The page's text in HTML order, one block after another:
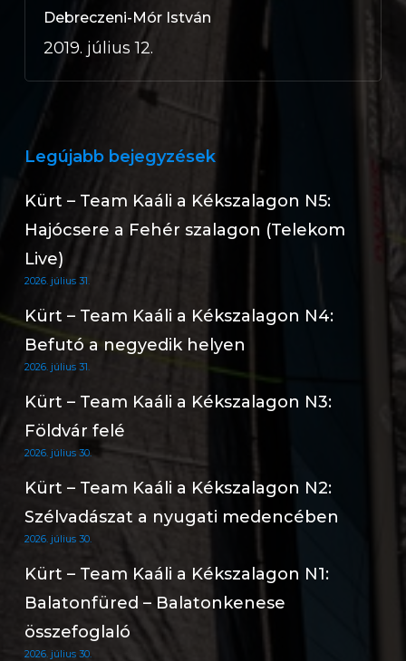
Debreczeni-Mór István
2019. július 12.
Legújabb bejegyzések
Kürt – Team Kaáli a Kékszalagon N5:
Hajócsere a Fehér szalagon (Telekom
Live)
2026. július 31.
Kürt – Team Kaáli a Kékszalagon N4:
Befutó a negyedik helyen
2026. július 31.
Kürt – Team Kaáli a Kékszalagon N3:
Földvár felé
2026. július 30.
Kürt – Team Kaáli a Kékszalagon N2:
Szélvadászat a nyugati medencében
2026. július 30.
Kürt – Team Kaáli a Kékszalagon N1:
Balatonfüred – Balatonkenese
összefoglaló
2026. július 30.